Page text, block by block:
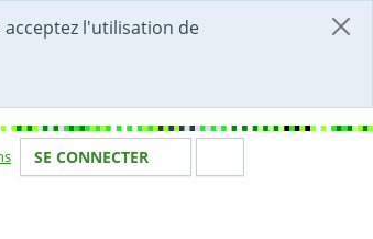
l'utilisation de
Votre identité
SE CONNECTER